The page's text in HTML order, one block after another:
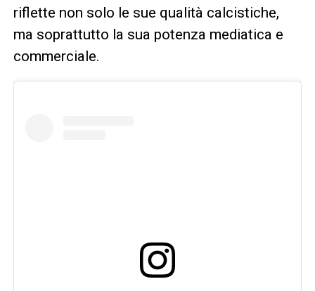
riflette non solo le sue qualità calcistiche,
ma soprattutto la sua potenza mediatica e
commerciale.